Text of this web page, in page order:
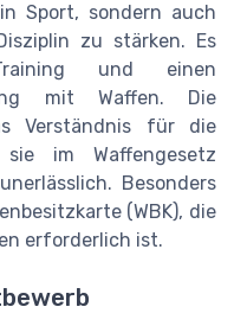
Sport, sondern auch
zu stärken. Es
und einen
mit Waffen. Die
Verständnis für die
im Waffengesetz
Besonders
(WBK), die
erforderlich ist.